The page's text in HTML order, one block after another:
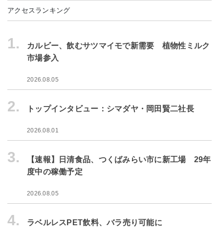
アクセスランキング
1.
カルビー、飲むサツマイモで新需要 植物性ミルク
市場参入
2026.08.05
2. トップインタビュー：シマダヤ・岡田賢二社長
2026.08.01
3.
【速報】日清食品、つくばみらい市に新工場 29年
度中の稼働予定
2026.08.05
4. ラベルレスPET飲料、バラ売り可能に